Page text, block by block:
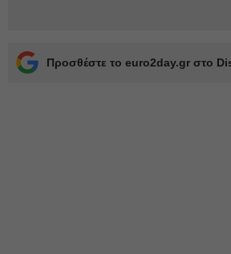
Προσθέστε το euro2day.gr στο